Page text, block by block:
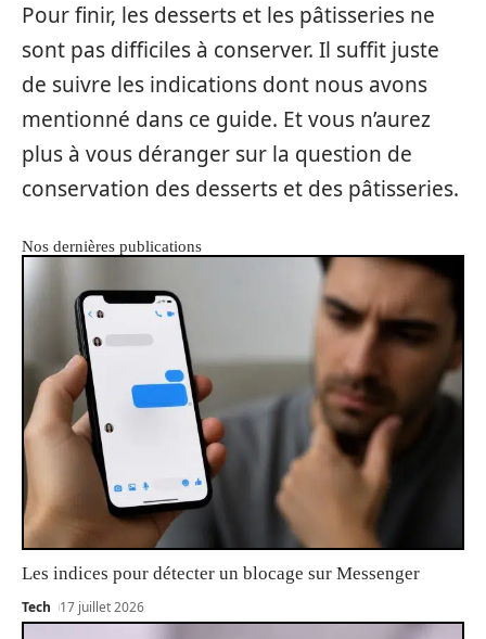
Pour finir, les desserts et les pâtisseries ne
sont pas difficiles à conserver. Il suffit juste
de suivre les indications dont nous avons
mentionné dans ce guide. Et vous n’aurez
plus à vous déranger sur la question de
conservation des desserts et des pâtisseries.
Nos dernières publications
Les indices pour détecter un blocage sur Messenger
Tech 17 juillet 2026